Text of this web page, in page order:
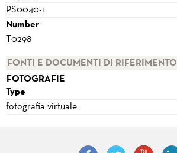
PS0040-1
Number
T0298
FONTI E DOCUMENTI DI RIFERIMENTO
FOTOGRAFIE
Type
fotografia virtuale